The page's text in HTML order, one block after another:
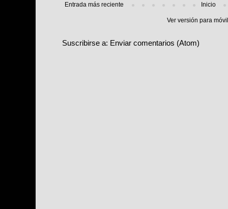
Entrada más reciente Inicio
Ver versión para
Suscribirse a: Enviar comentarios (Atom)